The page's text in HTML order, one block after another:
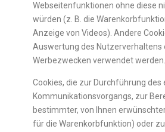
Webseitenfunktionen ohne diese
würden (z. B. die
Anzeige von Videos). Andere
Auswertung des Nutzerverhaltens
Werbezwecken verwendet werden.
Cookies, die zur Durchführung des
Kommunikationsvorgangs, zur
bestimmter, von Ihnen
für die Warenkorbfunktion) oder